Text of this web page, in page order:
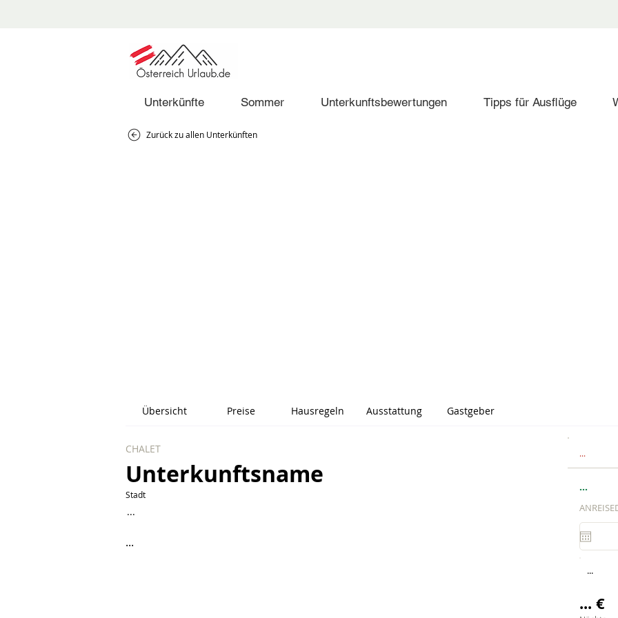
Unterkünfte Sommer Unterkunftsbewertungen Tipps für Ausflüge
Zurück zu allen Unterkünften
Übersicht Preise Hausregeln Ausstattung Gastgeber
CHALET
Unterkunftsname
Stadt
...
...
...
...
...
... €